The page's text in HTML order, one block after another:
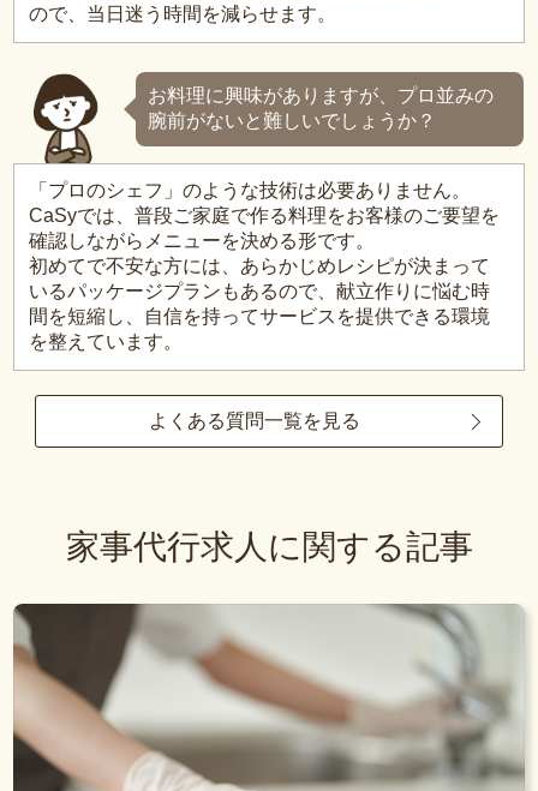
ので、当日迷う時間を減らせます。
お料理に興味がありますが、プロ並みの
腕前がないと難しいでしょうか？
「プロのシェフ」のような技術は必要ありません。
CaSyでは、普段ご家庭で作る料理をお客様のご要望を
確認しながらメニューを決める形です。
初めてで不安な方には、あらかじめレシピが決まって
いるパッケージプランもあるので、献立作りに悩む時
間を短縮し、自信を持ってサービスを提供できる環境
を整えています。
よくある質問一覧を見る
家事代行求人に関する記事